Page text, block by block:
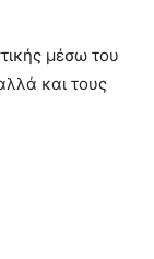
μέσω του
και τους